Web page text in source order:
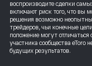
воспроизводите сделки
включают риск того, что вы
решения возможно
трейдеров, чьи конечные
положение могут
участника сообщества eToro
будущих результатов.